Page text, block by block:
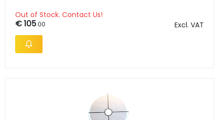
Out of Stock. Contact Us!
€ 105.00 Excl. VAT